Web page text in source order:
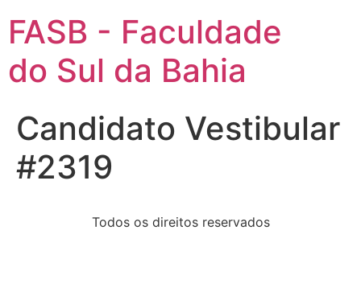
FASB - Faculdade
do Sul da Bahia
Candidato Vestibular
#2319
Todos os direitos reservados